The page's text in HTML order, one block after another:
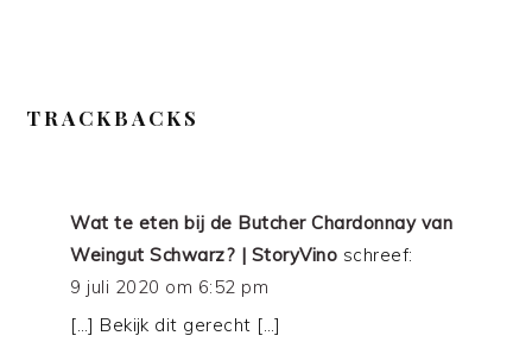
TRACKBACKS
Wat te eten bij de Butcher Chardonnay van
Weingut Schwarz? | StoryVino schreef:
9 juli 2020 om 6:52 pm
[…] Bekijk dit gerecht […]